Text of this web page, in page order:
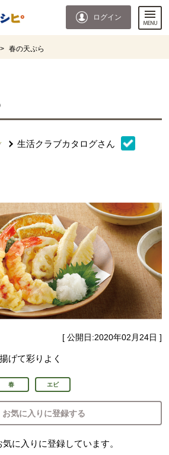
ログイン
> 春の天ぷら
生活クラブカタログさん
[ 公開日:2020年02月24日 ]
げて彩りよく
春 エビ
お気に入りに登録する
に入りに登録しています。